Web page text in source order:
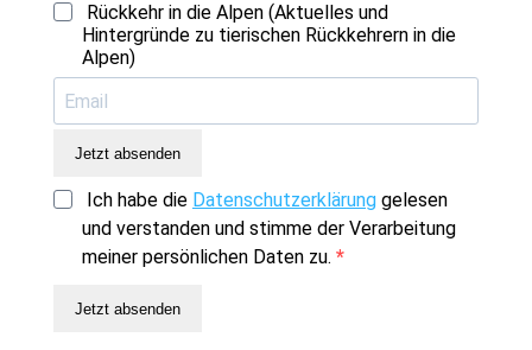
Rückkehr in die Alpen (Aktuelles und
Hintergründe zu tierischen Rückkehrern in die
Alpen)
Jetzt absenden
Ich habe die Datenschutzerklärung gelesen
und verstanden und stimme der Verarbeitung
meiner persönlichen Daten zu.
Jetzt absenden